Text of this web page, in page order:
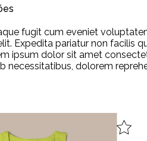
fugit cum eveniet
Expedita pariatur non facilis
ipsum dolor sit amet
dolorem